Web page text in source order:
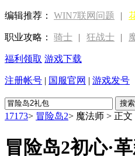
编辑推荐： WIN7联网问题 |
职业攻略： 骑士 | 狂战士 |
福利领取 游戏下载
注册帐号 | 国服官网 | 游戏发号
17173> 冒险岛2> 魔法师 > 正文
冒险岛2初心·